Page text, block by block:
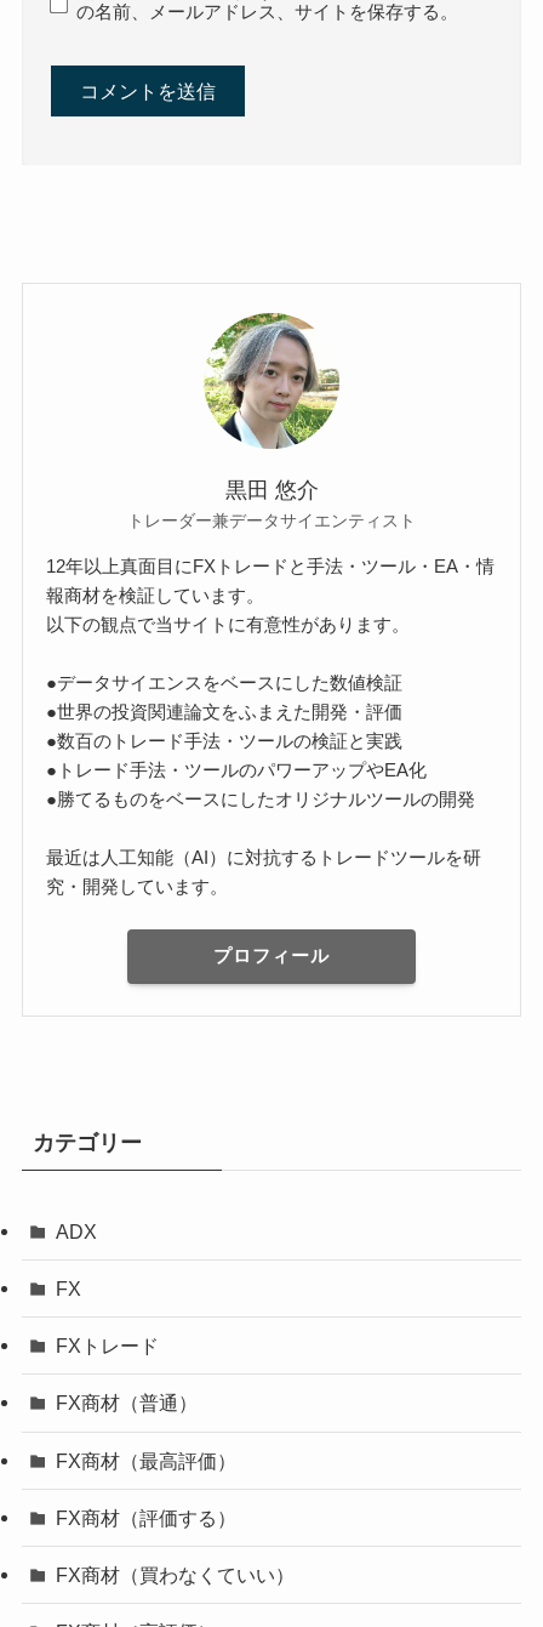
の名前、メールアドレス、サイトを保存する。
黒田 悠介
トレーダー兼データサイエンティスト
12年以上真面目にFXトレードと手法・ツール・EA・情
報商材を検証しています。
以下の観点で当サイトに有意性があります。
●データサイエンスをベースにした数値検証
●世界の投資関連論文をふまえた開発・評価
●数百のトレード手法・ツールの検証と実践
●トレード手法・ツールのパワーアップやEA化
●勝てるものをベースにしたオリジナルツールの開発
最近は人工知能（AI）に対抗するトレードツールを研
究・開発しています。
プロフィール
カテゴリー
ADX
FX
FXトレード
FX商材（普通）
FX商材（最高評価）
FX商材（評価する）
FX商材（買わなくていい）